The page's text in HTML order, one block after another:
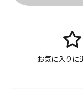
お気に入りに